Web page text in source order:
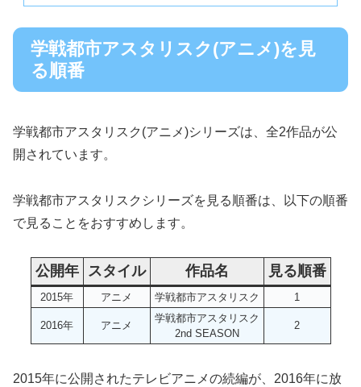
学戦都市アスタリスク(アニメ)を見
る順番
学戦都市アスタリスク(アニメ)シリーズは、全2作品が公
開されています。
学戦都市アスタリスクシリーズを見る順番は、以下の順番
で見ることをおすすめします。
公開年 スタイル 作品名 見る順番
2015年 アニメ 学戦都市アスタリスク 1
2016年 アニメ
学戦都市アスタリスク
2nd SEASON
2
2015年に公開されたテレビアニメの続編が、2016年に放